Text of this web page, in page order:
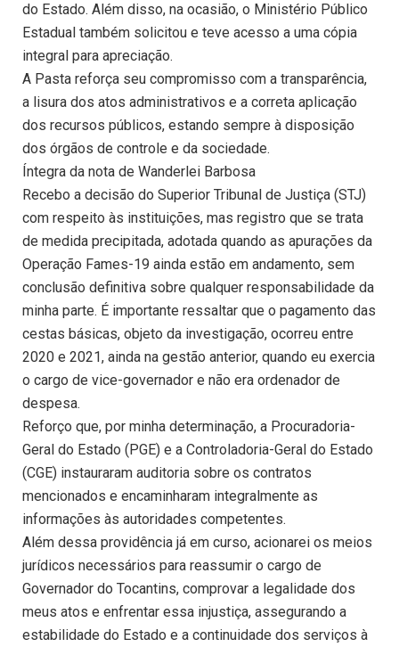
do Estado. Além disso, na ocasião, o Ministério Público
Estadual também solicitou e teve acesso a uma cópia
integral para apreciação.
A Pasta reforça seu compromisso com a transparência,
a lisura dos atos administrativos e a correta aplicação
dos recursos públicos, estando sempre à disposição
dos órgãos de controle e da sociedade.
Íntegra da nota de Wanderlei Barbosa
Recebo a decisão do Superior Tribunal de Justiça (STJ)
com respeito às instituições, mas registro que se trata
de medida precipitada, adotada quando as apurações da
Operação Fames-19 ainda estão em andamento, sem
conclusão definitiva sobre qualquer responsabilidade da
minha parte. É importante ressaltar que o pagamento das
cestas básicas, objeto da investigação, ocorreu entre
2020 e 2021, ainda na gestão anterior, quando eu exercia
o cargo de vice-governador e não era ordenador de
despesa.
Reforço que, por minha determinação, a Procuradoria-
Geral do Estado (PGE) e a Controladoria-Geral do Estado
(CGE) instauraram auditoria sobre os contratos
mencionados e encaminharam integralmente as
informações às autoridades competentes.
Além dessa providência já em curso, acionarei os meios
jurídicos necessários para reassumir o cargo de
Governador do Tocantins, comprovar a legalidade dos
meus atos e enfrentar essa injustiça, assegurando a
estabilidade do Estado e a continuidade dos serviços à